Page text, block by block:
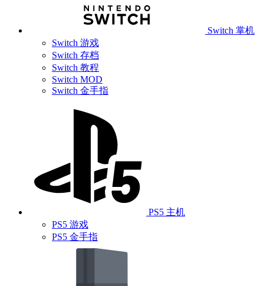
Switch 掌机
Switch 游戏
Switch 存档
Switch 教程
Switch MOD
Switch 金手指
PS5 主机
PS5 游戏
PS5 金手指